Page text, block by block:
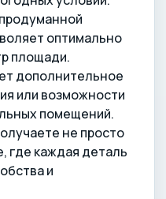
оптимально
площади.
дополнительное
или возможности
помещений.
не просто
где каждая деталь
и